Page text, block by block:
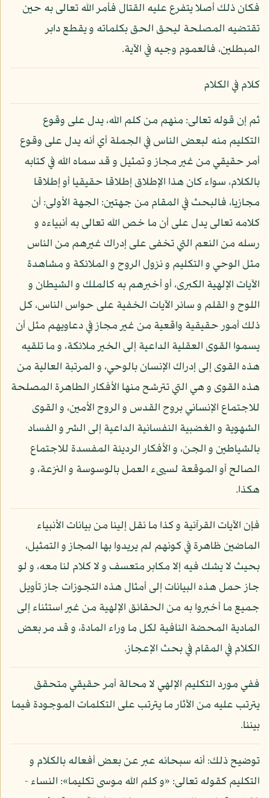
فكان ذلك أصلا يتفرع عليه القتال فأمر الله تعالى به حين
تقتضيه المصلحة ليحق الحق بكلماته و يقطع دابر
المبطلين، فالعموم وجيه في الآية.
كلام في الكلام
ثم إن قوله تعالى: منهم من كلم الله، يدل على وقوع
التكليم منه لبعض الناس في الجملة أي أنه يدل على وقوع
أمر حقيقي من غير مجاز و تمثيل و قد سماه الله في كتابه
بالكلام، سواء كان هذا الإطلاق إطلاقا حقيقيا أو إطلاقا
مجازيا، فالبحث في المقام من جهتين: الجهة الأولى: أن
كلامه تعالى يدل على أن ما خص الله تعالى به أنبياءه و
رسله من النعم التي تخفى على إدراك غيرهم من الناس
مثل الوحي و التكليم و نزول الروح و الملائكة و مشاهدة
الآيات الإلهية الكبرى، أو أخبرهم به كالملك و الشيطان و
اللوح و القلم و سائر الآيات الخفية على حواس الناس، كل
ذلك أمور حقيقية واقعية من غير مجاز في دعاويهم مثل أن
يسموا القوى العقلية الداعية إلى الخير ملائكة، و ما تلقيه
هذه القوى إلى إدراك الإنسان بالوحي، و المرتبة العالية من
هذه القوى و هي التي تترشح منها الأفكار الطاهرة المصلحة
للاجتماع الإنساني بروح القدس و الروح الأمين، و القوى
الشهوية و الغضبية النفسانية الداعية إلى الشر و الفساد
بالشياطين و الجن، و الأفكار الرديئة المفسدة للاجتماع
الصالح أو الموقعة لسيىء العمل بالوسوسة و النزعة، و
هكذا.
فإن الآيات القرآنية و كذا ما نقل إلينا من بيانات الأنبياء
الماضين ظاهرة في كونهم لم يريدوا بها المجاز و التمثيل،
بحيث لا يشك فيه إلا مكابر متعسف و لا كلام لنا معه، و لو
جاز حمل هذه البيانات إلى أمثال هذه التجوزات جاز تأويل
جميع ما أخبروا به من الحقائق الإلهية من غير استثناء إلى
المادية المحضة النافية لكل ما وراء المادة، و قد مر بعض
الكلام في المقام في بحث الإعجاز.
ففي مورد التكليم الإلهي لا محالة أمر حقيقي متحقق
يترتب عليه من الآثار ما يترتب على التكلمات الموجودة فيما
بيننا.
توضيح ذلك: أنه سبحانه عبر عن بعض أفعاله بالكلام و
التكليم كقوله تعالى: «و كلم الله موسى تكليما»: النساء -